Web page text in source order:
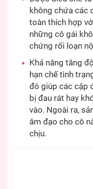
không chứa các
toàn thích hợp
những cô gái
chứng rối loạn
Khả năng tăng
hạn chế tình
đó giúp các cặp
bị đau rát hay
vào. Ngoài ra,
âm đạo cho cô
chịu.